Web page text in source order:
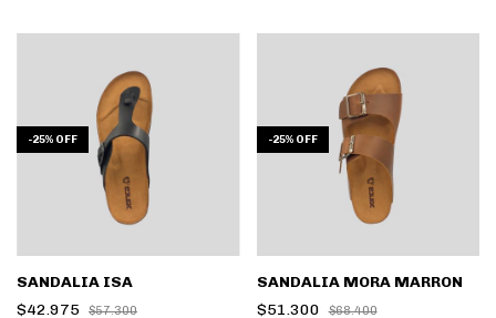
-25% OFF
SANDALIA ISA
$42.975
$57.300
-25% OFF
SANDALIA MORA MARRON
$51.300
$68.400